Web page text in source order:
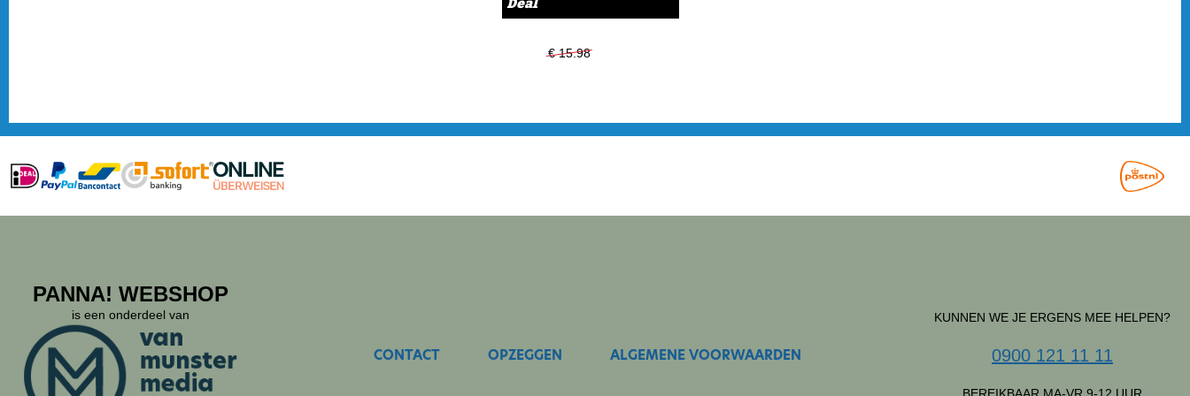
zo afgesloten. Een abonnement nemen is helemaal handig. Alle
te hoeven doen. Zoek bovendien je eigen welkomstgeschenk uit! Veel leesplezier!
€ 15.98€ 13.99
PANNA! WEBSHOP
is een onderdeel van
CONTACT OPZEGGEN ALGEMENE VOORWAARDEN
KUNNEN WE JE ERGENS MEE HELPEN?
0900 121 11 11